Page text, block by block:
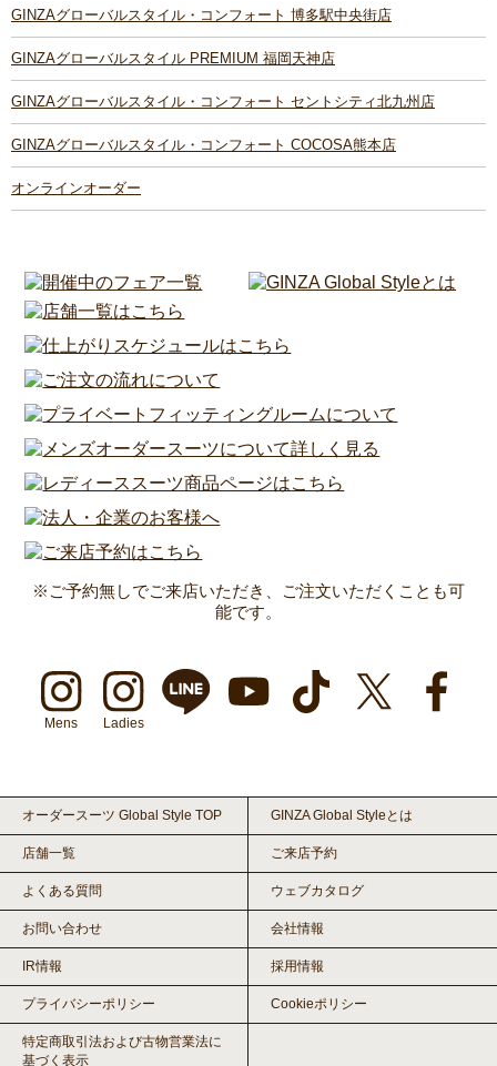
GINZAグローバルスタイル・コンフォート 博多駅中央街店
GINZAグローバルスタイル PREMIUM 福岡天神店
GINZAグローバルスタイル・コンフォート セントシティ北九州店
GINZAグローバルスタイル・コンフォート COCOSA熊本店
オンラインオーダー
※ご予約無しでご来店いただき、ご注文いただくことも可
能です。
Mens Ladies
オーダースーツ Global Style TOP GINZA Global Styleとは
店舗一覧 ご来店予約
よくある質問 ウェブカタログ
お問い合わせ 会社情報
IR情報 採用情報
プライバシーポリシー Cookieポリシー
特定商取引法および古物営業法に
基づく表示